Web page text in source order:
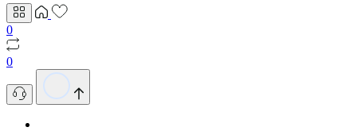
0
0